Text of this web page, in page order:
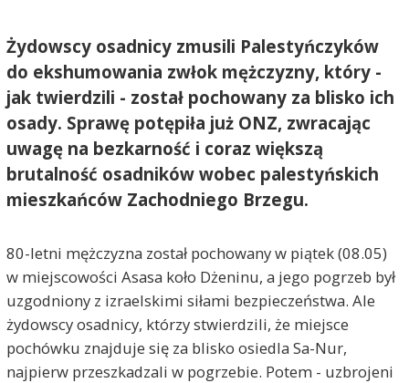
Żydowscy osadnicy zmusili Palestyńczyków
do ekshumowania zwłok mężczyzny, który -
jak twierdzili - został pochowany za blisko ich
osady. Sprawę potępiła już ONZ, zwracając
uwagę na bezkarność i coraz większą
brutalność osadników wobec palestyńskich
mieszkańców Zachodniego Brzegu.
80-letni mężczyzna został pochowany w piątek (08.05)
w miejscowości Asasa koło Dżeninu, a jego pogrzeb był
uzgodniony z izraelskimi siłami bezpieczeństwa. Ale
żydowscy osadnicy, którzy stwierdzili, że miejsce
pochówku znajduje się za blisko osiedla Sa-Nur,
najpierw przeszkadzali w pogrzebie. Potem - uzbrojeni